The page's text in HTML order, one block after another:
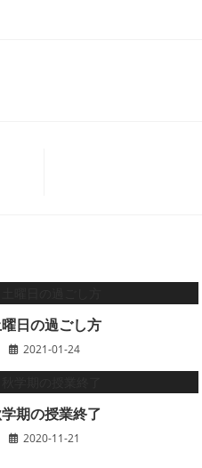
日の過ごし方
2021-01-24
期の授業終了
2020-11-21